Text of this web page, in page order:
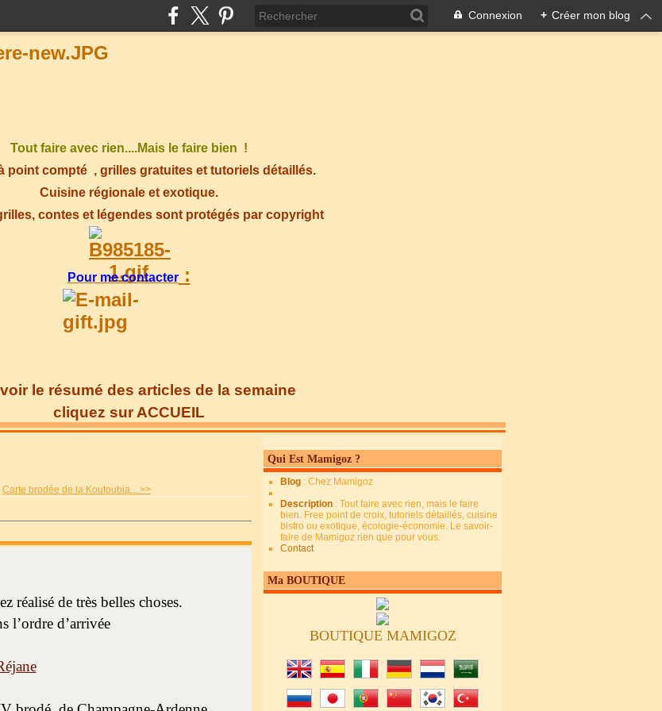
Connexion + Créer mon blog
Tout faire avec rien....Mais le faire bien !
point compté , grilles gratuites et tutoriels détaillés.
Cuisine régionale et exotique.
contes et légendes sont protégés par copyright
Pour me contacter:
le résumé des articles de la semaine
cliquez sur ACCUEIL
Carte brodée de la Koutoubia... >>
réalisé de très belles choses.
l’ordre d’arrivée
Qui Est Mamigoz ?
Blog : Chez Mamigoz
Description : Tout faire avec rien, mais le faire
bien. Free point de croix, tutoriels détaillés, cuisine
bistro ou exotique, écologie-économie. Le savoir-
faire de Mamigoz rien que pour vous.
Contact
Ma BOUTIQUE
BOUTIQUE MAMIGOZ